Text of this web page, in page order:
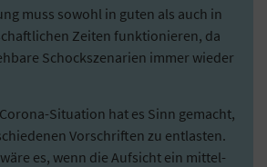
muss sowohl in guten als auch in
Zeiten funktionieren, da
Schockszenarien immer wieder
Situation hat es Sinn gemacht,
Vorschriften zu entlasten.
es, wenn die Aufsicht ein mittel-